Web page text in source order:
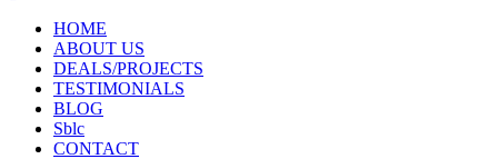
HOME
ABOUT US
DEALS/PROJECTS
TESTIMONIALS
BLOG
Sblc
CONTACT